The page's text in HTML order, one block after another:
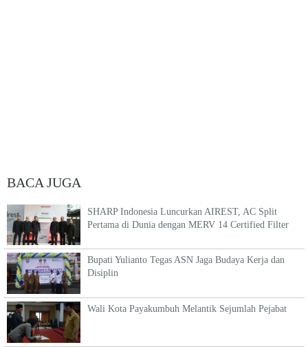
BACA JUGA
SHARP Indonesia Luncurkan AIREST, AC Split
Pertama di Dunia dengan MERV 14 Certified Filter
Bupati Yulianto Tegas ASN Jaga Budaya Kerja dan
Disiplin
Wali Kota Payakumbuh Melantik Sejumlah Pejabat